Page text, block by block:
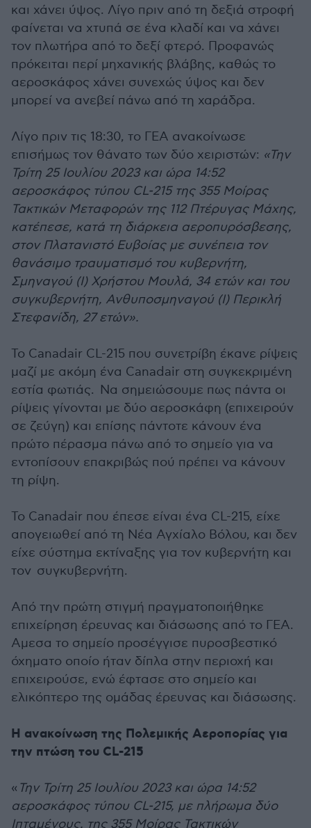
και χάνει ύψος. Λίγο πριν από τη δεξιά στροφή
φαίνεται να χτυπά σε ένα κλαδί και να χάνει
τον πλωτήρα από το δεξί φτερό. Προφανώς
πρόκειται περί μηχανικής βλάβης, καθώς το
αεροσκάφος χάνει συνεχώς ύψος και δεν
μπορεί να ανεβεί πάνω από τη χαράδρα.
Λίγο πριν τις 18:30, το ΓΕΑ ανακοίνωσε
επισήμως τον θάνατο των δύο χειριστών: «Την
Τρίτη 25 Ιουλίου 2023 και ώρα 14:52
αεροσκάφος τύπου CL-215 της 355 Μοίρας
Τακτικών Μεταφορών της 112 Πτέρυγας Μάχης,
κατέπεσε, κατά τη διάρκεια αεροπυρόσβεσης,
στον Πλατανιστό Ευβοίας με συνέπεια τον
θανάσιμο τραυματισμό του κυβερνήτη,
Σμηναγού (Ι) Χρήστου Μουλά, 34 ετών και του
συγκυβερνήτη, Ανθυποσμηναγού (Ι) Περικλή
Στεφανίδη, 27 ετών».
Το Canadair CL-215 που συνετρίβη έκανε ρίψεις
μαζί με ακόμη ένα Canadair στη συγκεκριμένη
εστία φωτιάς. Nα σημειώσουμε πως πάντα οι
ρίψεις γίνονται με δύο αεροσκάφη (επιχειρούν
σε ζεύγη) και επίσης πάντοτε κάνουν ένα
πρώτο πέρασμα πάνω από το σημείο για να
εντοπίσουν επακριβώς πού πρέπει να κάνουν
τη ρίψη.
Το Canadair που έπεσε είναι ένα CL-215, είχε
απογειωθεί από τη Νέα Αγχίαλο Βόλου, και δεν
είχε σύστημα εκτίναξης για τον κυβερνήτη και
τον συγκυβερνήτη.
Από την πρώτη στιγμή πραγματοποιήθηκε
επιχείρηση έρευνας και διάσωσης από το ΓΕΑ.
Αμεσα το σημείο προσέγγισε πυροσβεστικό
όχηματο οποίο ήταν δίπλα στην περιοχή και
επιχειρούσε, ενώ έφτασε στο σημείο και
ελικόπτερο της ομάδας έρευνας και διάσωσης.
Η ανακοίνωση της Πολεμικής Αεροπορίας για
την πτώση του CL-215
« Την Τρίτη 25 Ιουλίου 2023 και ώρα 14:52
αεροσκάφος τύπου CL-215, με πλήρωμα δύο
Ιπταμένους, της 355 Μοίρας Τακτικών